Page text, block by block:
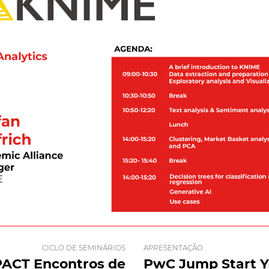
CICLO DE SEMINÁRIOS
Encontros de
APRESENTAÇÃO
PwC Jump Start